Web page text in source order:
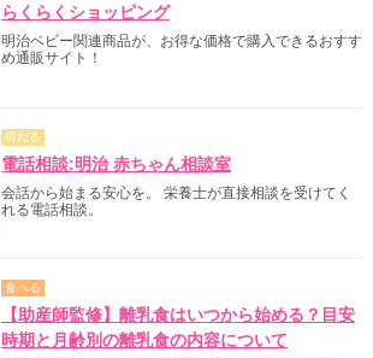
らくらくショッピング
明治ベビー関連商品が、お得な価格で購入できるおすす
め通販サイト！
尋ねる
電話相談:明治 赤ちゃん相談室
会話から始まる安心を。 栄養士が直接相談を受けてく
れる電話相談。
食べる
【助産師監修】離乳食はいつから始める？目安
時期と月齢別の離乳食の内容について